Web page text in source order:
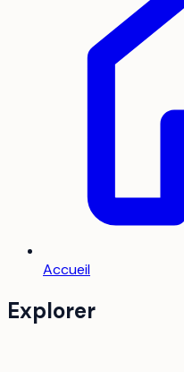
Accueil
Explorer